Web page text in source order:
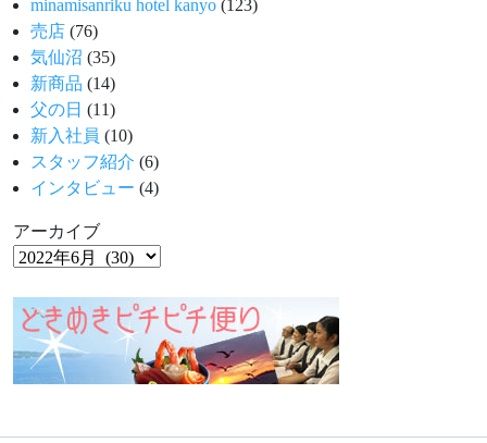
minamisanriku hotel kanyo (123)
売店 (76)
気仙沼 (35)
新商品 (14)
父の日 (11)
新入社員 (10)
スタッフ紹介 (6)
インタビュー (4)
アーカイブ